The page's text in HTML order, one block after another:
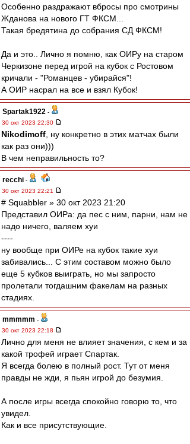
Особенно раздражают вбросы про смотрины
Жданова на нового ГТ ФКСМ...
Такая бредятина до собрания СД ФКСМ!
Да и это.. Лично я помню, как ОИРу на старом
Черкизоне перед игрой на кубок с Ростовом
кричали - "Романцев - убирайся"!
А ОИР насрал на все и взял Кубок!
Spartak1922 -
30 окт 2023 22:30
Nikodimoff , ну конкретно в этих матчах были
как раз они)))
В чем неправильность то?
recchi -
30 окт 2023 22:21
# Squabbler » 30 окт 2023 21:20
Представил ОИРа: да пес с ним, парни, нам не
надо ничего, валяем хуи
----
ну вообще при ОИРе на кубок такие хуи
забивались... С этим составом можно было
еще 5 кубков выиграть, но мы запросто
пролетали тогдашним факелам на разных
стадиях.
mmmmm -
30 окт 2023 22:18
Лично для меня не влияет значения, с кем и за
какой трофей играет Спартак.
Я всегда болею в полный рост. Тут от меня
правды не жди, я пьян игрой до безумия.
А после игры всегда спокойно говорю то, что
увидел.
Как и все присутствующие.